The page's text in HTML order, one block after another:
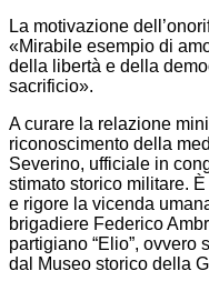
La motivazione
«Mirabile esempio di
della libertà e della
sacrificio».
A curare la relazione
riconoscimento della
Severino, ufficiale in
stimato storico militare.
e rigore la vicenda
brigadiere Federico
partigiano “Elio”, ovvero
dal Museo storico della